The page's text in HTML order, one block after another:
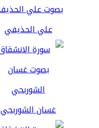
علي الحذيفي
غسان الشوربجي